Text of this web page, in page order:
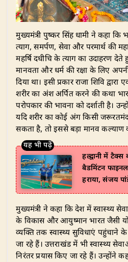
​मुख्यमंत्री पुष्कर सिंह धामी ने कहा कि
त्याग, समर्पण, सेवा और परमार्थ की
महर्षि दधीचि के त्याग का उदाहरण देते
मानवता और धर्म की रक्षा के लिए
दिया था। इसी प्रकार राजा शिवि
शरीर का अंश अर्पित करने की कथा
परोपकार की भावना को दर्शाती है।
यदि शरीर का कोई अंग किसी
सकता है, तो इससे बड़ा मानव कल्याण
हल्द्वानी में
बैडमिंटन
हराया, संजय
​मुख्यमंत्री ने कहा कि देश में स्वास्थ्य
के विकास और आयुष्मान भारत जैसी
व्यक्ति तक स्वास्थ्य सुविधाएं पहुंचाने
जा रहे हैं। उत्तराखंड में भी स्वास्थ्य
निरंतर प्रयास किए जा रहे हैं। उन्होंने